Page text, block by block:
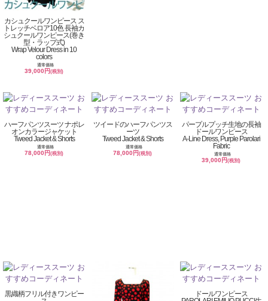
カシュクールワンピース ス
トレッチベロア10色 長袖カ
シュクールワンピース(巻き
型・ラップ式)
Wrap Velour Dress in 10
colors
通常価格
39,000円(税別)
ハーフパンツスーツ ナポレ
オンカラージャケット
Tweed Jacket & Shorts
通常価格
78,000円(税別)
ツイードのハーフパンツス
ーツ
Tweed Jacket & Shorts
通常価格
78,000円(税別)
パープルプッチ生地の長袖
ドールワンピース
A-Line Dress, Purple Parolari
Fabric
通常価格
39,000円(税別)
黒織柄フリル付きワンピー
ドールワンピース